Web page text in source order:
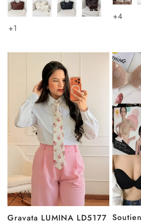
+1
+4
Gravata LUMINA LD5177